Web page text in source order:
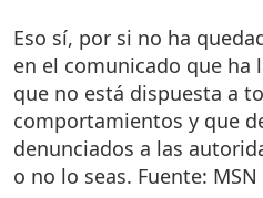
Eso sí, por si no ha
en el comunicado que ha
que no está dispuesta a
comportamientos y que
denunciados a las
o no lo seas. Fuente: MSN